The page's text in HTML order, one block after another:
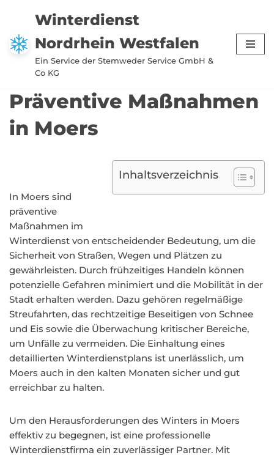
Zum
Inhalt
springen
Winterdienst
Nordrhein Westfalen
Ein Service der Stemweder Service GmbH &
Co KG
Präventive Maßnahmen
in Moers
Inhaltsverzeichnis
In Moers sind
präventive
Maßnahmen im
Winterdienst von entscheidender Bedeutung, um die
Sicherheit von Straßen, Wegen und Plätzen zu
gewährleisten. Durch frühzeitiges Handeln können
potenzielle Gefahren minimiert und die Mobilität in der
Stadt erhalten werden. Dazu gehören regelmäßige
Streufahrten, das rechtzeitige Beseitigen von Schnee
und Eis sowie die Überwachung kritischer Bereiche,
um Unfälle zu vermeiden. Die Einhaltung eines
detaillierten Winterdienstplans ist unerlässlich, um
Moers auch in den kalten Monaten sicher und gut
erreichbar zu halten.
Um den Herausforderungen des Winters in Moers
effektiv zu begegnen, ist eine professionelle
Winterdienstfirma ein zuverlässiger Partner. Mit